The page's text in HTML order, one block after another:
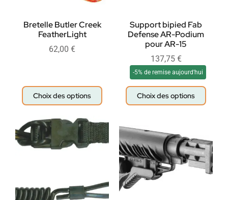
Bretelle Butler Creek
FeatherLight
62,00 €
Choix des options
Support bipied Fab
Defense AR-Podium
pour AR-15
137,75 €
-5% de remise aujourd'hui
Choix des options